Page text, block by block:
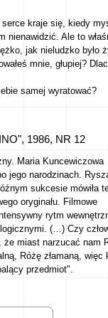
serce kraje się, kiedy
nienawidzić. Ale to
jak nieludzko było
mnie, głupiej?
samej wyratować?
1986, NR 12
Maria Kuncewiczowa
jego narodzinach.
sukcesie mówiła
oryginału. Filmowe
rytm
(…) Czy
miast narzucać nam
Różę złamaną, więc
przedmiot".